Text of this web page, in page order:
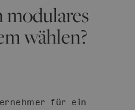
wählen?
für ein